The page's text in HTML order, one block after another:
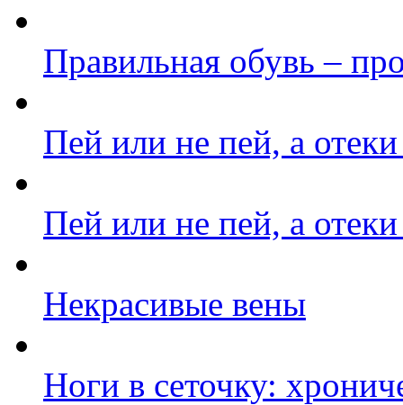
Правильная обувь –
Пей или не пей, а
Пей или не пей, а
Некрасивые вены
Ноги в сеточку: